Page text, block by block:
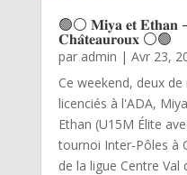
🟢⚪ 𝐌𝐢𝐲𝐚 𝐞𝐭 𝐄𝐭𝐡𝐚𝐧
𝐂𝐡𝐚̂𝐭𝐞𝐚𝐮𝐫𝐨𝐮𝐱 ⚪🟢
par admin | Avr 23,
Ce weekend, deux
licenciés à l'ADA,
Ethan (U15M Élite
tournoi Inter-Pôles à
de la ligue Centre Val